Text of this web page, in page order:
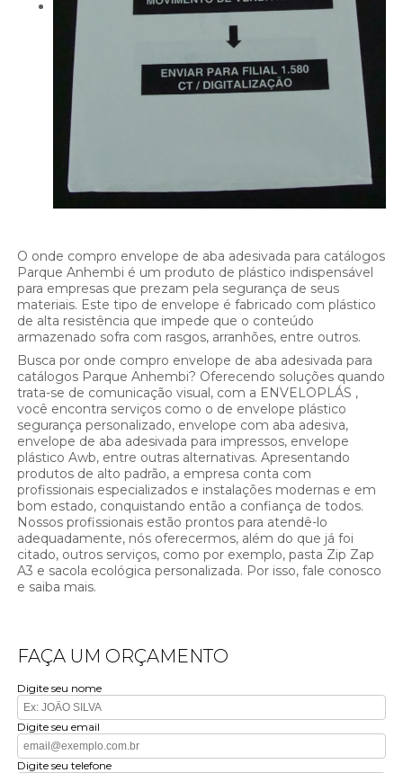
O onde compro envelope de aba adesivada para catálogos
Parque Anhembi é um produto de plástico indispensável
para empresas que prezam pela segurança de seus
materiais. Este tipo de envelope é fabricado com plástico
de alta resistência que impede que o conteúdo
armazenado sofra com rasgos, arranhões, entre outros.
Busca por onde compro envelope de aba adesivada para
catálogos Parque Anhembi? Oferecendo soluções quando
trata-se de comunicação visual, com a ENVELOPLÁS ,
você encontra serviços como o de envelope plástico
segurança personalizado, envelope com aba adesiva,
envelope de aba adesivada para impressos, envelope
plástico Awb, entre outras alternativas. Apresentando
produtos de alto padrão, a empresa conta com
profissionais especializados e instalações modernas e em
bom estado, conquistando então a confiança de todos.
Nossos profissionais estão prontos para atendê-lo
adequadamente, nós oferecermos, além do que já foi
citado, outros serviços, como por exemplo, pasta Zip Zap
A3 e sacola ecológica personalizada. Por isso, fale conosco
e saiba mais.
FAÇA UM ORÇAMENTO
Digite seu nome
Digite seu email
Digite seu telefone